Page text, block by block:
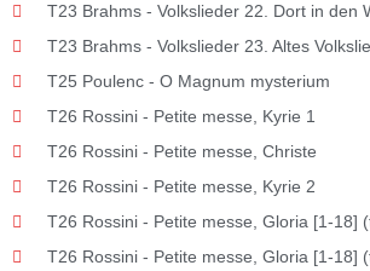
T23 Brahms - Volkslieder 22. Dort in den
T23 Brahms - Volkslieder 23. Altes
T25 Poulenc - O Magnum mysterium
T26 Rossini - Petite messe, Kyrie 1
T26 Rossini - Petite messe, Christe
T26 Rossini - Petite messe, Kyrie 2
T26 Rossini - Petite messe, Gloria [1-18]
T26 Rossini - Petite messe, Gloria [1-18]